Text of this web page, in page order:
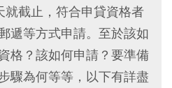
截止，符合申貸資格者
遞等方式申請。至於該如
格？該如何申請？要準備
驟為何等等，以下有詳盡